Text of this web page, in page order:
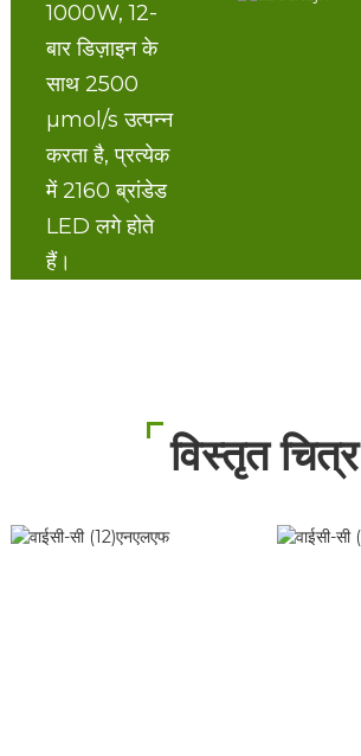
1000W, 12-
बार डिज़ाइन के
साथ 2500
µmol/s उत्पन्न
करता है, प्रत्येक
में 2160 ब्रांडेड
LED लगे होते
हैं।
विस्तृत चित्र